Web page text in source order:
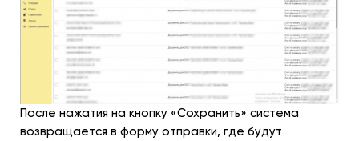
После нажатия на кнопку «Сохранить» система
возвращается в форму отправки, где будут